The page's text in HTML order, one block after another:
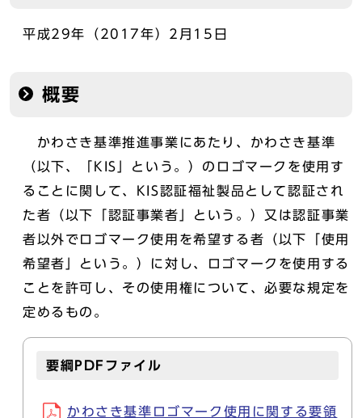
平成29年（2017年）2月15日
概要
かわさき基準推進事業にあたり、かわさき基準
（以下、「KIS」という。）のロゴマークを使用す
ることに関して、KIS認証福祉製品として認証され
た者（以下「認証事業者」という。）又は認証事業
者以外でロゴマーク使用を希望する者（以下「使用
希望者」という。）に対し、ロゴマークを使用する
ことを許可し、その使用権について、必要な規定を
定めるもの。
要綱PDFファイル
かわさき基準ロゴマーク使用に関する要領